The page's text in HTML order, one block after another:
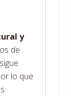
y
de
lo que